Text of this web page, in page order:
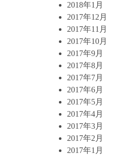
2018年1月
2017年12月
2017年11月
2017年10月
2017年9月
2017年8月
2017年7月
2017年6月
2017年5月
2017年4月
2017年3月
2017年2月
2017年1月